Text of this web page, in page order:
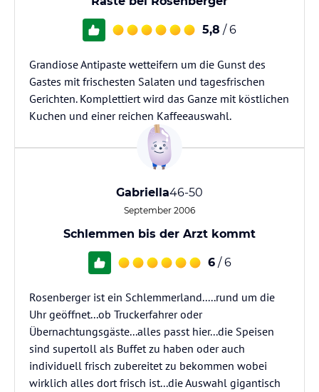
5,8 / 6
Grandiose Antipaste wetteifern um die Gunst des
Gastes mit frischesten Salaten und tagesfrischen
Gerichten. Komplettiert wird das Ganze mit köstlichen
Kuchen und einer reichen Kaffeeauswahl.
Gabriella46-50
September 2006
Schlemmen bis der Arzt kommt
6 / 6
Rosenberger ist ein Schlemmerland.....rund um die
Uhr geöffnet...ob Truckerfahrer oder
Übernachtungsgäste...alles passt hier...die Speisen
sind supertoll als Buffet zu haben oder auch
individuell frisch zubereitet zu bekommen wobei
wirklich alles dort frisch ist...die Auswahl gigantisch